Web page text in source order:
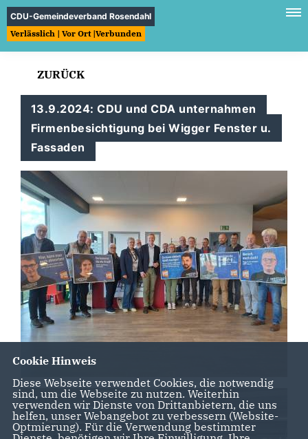
CDU-Gemeindeverband Rosendahl
Verlässlich | Vor Ort |Verbunden
ZURÜCK
13.9.2024: CDU und CDA unternahmen
Firmenbesichtigung bei Wigger Fenster u.
Fassaden
Cookie Hinweis
Diese Webseite verwendet Cookies, die notwendig
sind, um die Webseite zu nutzen. Weiterhin
verwenden wir Dienste von Drittanbietern, die uns
helfen, unser Webangebot zu verbessern (Website-
Optmierung). Für die Verwendung bestimmter